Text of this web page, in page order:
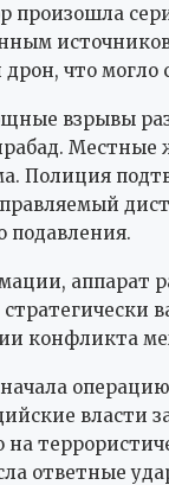
произошла
что могло
взрывы
Полиция
подавления.
аппарат
конфликта
власти
ответные